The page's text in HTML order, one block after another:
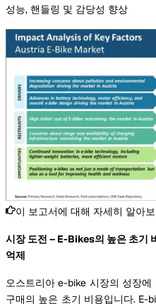
성능, 핸들링 및 감당성 향상
이 보고서에 대해 자세히 알아
시장 도전 – E-Bikes의 높은 초기
억제
오스트리아 e-bike 시장의 성장
구매의 높은 초기 비용입니다. E-